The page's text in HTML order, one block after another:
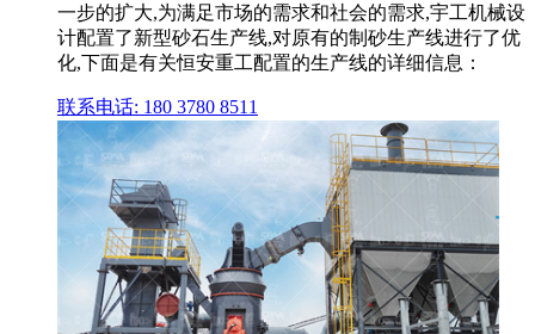
一步的扩大,为满足市场的需求和社会的需求,宇工机械设
计配置了新型砂石生产线,对原有的制砂生产线进行了优
化,下面是有关恒安重工配置的生产线的详细信息：
联系电话: 180 3780 8511